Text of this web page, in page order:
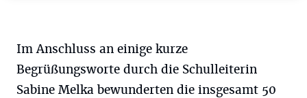
Im Anschluss an einige kurze
Begrüßungsworte durch die Schulleiterin
Sabine Melka bewunderten die insgesamt 50